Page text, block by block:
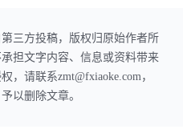
三方投稿，版权归原始作者所
担文字内容、信息或资料带来
，请联系zmt@fxiaoke.com，
以删除文章。